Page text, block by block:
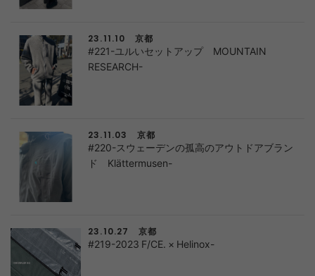
23.11.10 京都
#221-ユルいセットアップ MOUNTAIN
RESEARCH-
23.11.03 京都
#220-スウェーデンの孤高のアウトドアブラン
ド Klättermusen-
23.10.27 京都
#219-2023 F/CE. × Helinox-